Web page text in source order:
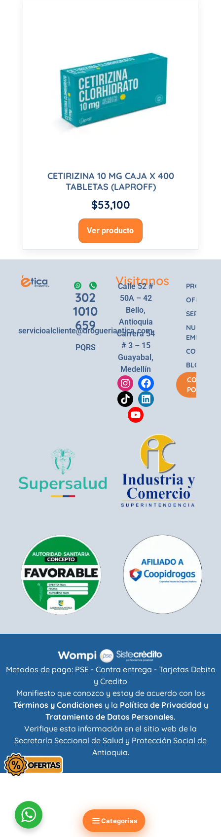
CETIRIZINA 10 MG CAJA X 400
TABLETAS (LAPROFF)
$53,100
Ver producto
302
1010
659
servicioalcliente@drogueriaetica.com
PQRS
Visitanos
Calle 52 #
50A – 42
Bello,
Antioquia
Carrera 54
# 3 – 15
Guayabal,
Medellín
OFERTAS
SERVICIOS
NUESTRA
EMPRESA
BLOG
COMPRA
POR
Metodos de pago: PSE - Contra entrega - Tarjetas Debito
y Credito
Manifiesto que conozco y estoy de acuerdo con los
Términos y Condicionesy la Política de Privacidad y
Tratamiento de Datos Personales.
Verifique esta información en el sitio web de la
Secretaría Seccional de Salud y Protección Social de
Antioquia.
Categorías